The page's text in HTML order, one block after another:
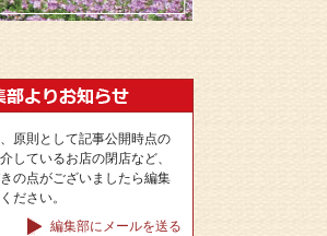
原則として記事公開時点の
しているお店の閉店など、
の点がございましたら編集
ださい。
編集部にメールを送る